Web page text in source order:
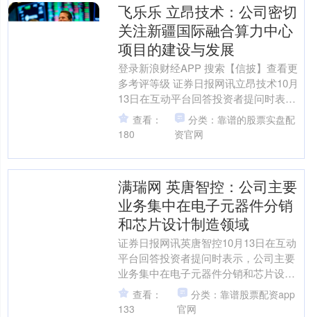
飞乐乐 立昂技术：公司密切
关注新疆国际融合算力中心
项目的建设与发展
登录新浪财经APP 搜索【信披】查看更
多考评等级 证券日报网讯立昂技术10月
13日在互动平台回答投资者提问时表
示，公司以西南地区的立昂技术AI算力
园区、广州南沙....
查看：
180
分类：靠谱的股票实盘配
资官网
满瑞网 英唐智控：公司主要
业务集中在电子元器件分销
和芯片设计制造领域
证券日报网讯英唐智控10月13日在互动
平台回答投资者提问时表示，公司主要
业务集中在电子元器件分销和芯片设计
制造领域，在分销业务中，受行业需求
影响，公司的存储业务....
查看：
133
分类：靠谱股票配资app
官网